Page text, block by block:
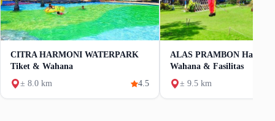
CITRA HARMONI WATERPARK
Tiket & Wahana
± 8.0 km
4.5
ALAS PRAMBON Harga
Wahana & Fasilitas
± 9.5 km